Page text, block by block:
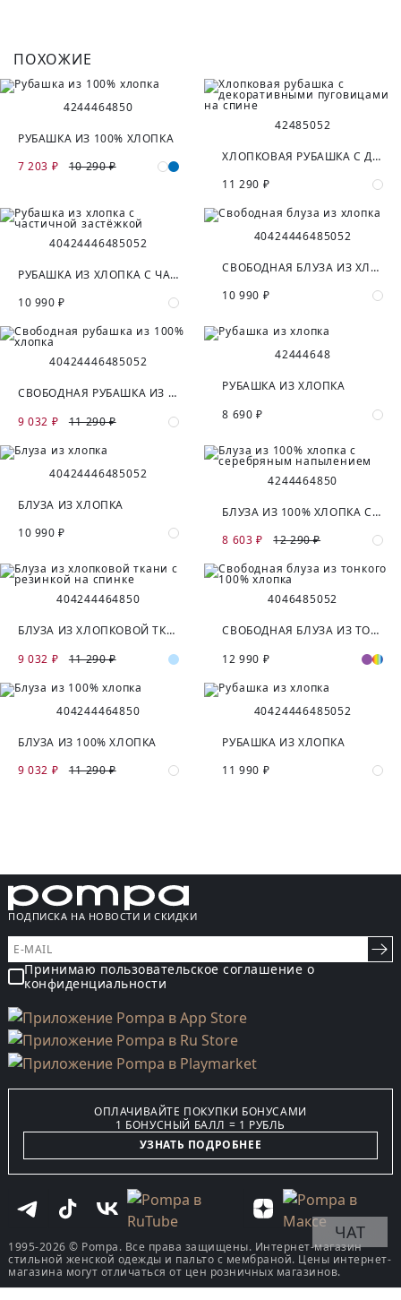
ПОХОЖИЕ
4244464850
РУБАШКА ИЗ 100% ХЛОПКА
7 203 ₽
10 290 ₽
42485052
ХЛОПКОВАЯ РУБАШКА С ДЕКОРАТИВНЫМИ ПУГОВИЦАМИ НА СПИНЕ
11 290 ₽
40424446485052
РУБАШКА ИЗ ХЛОПКА С ЧАСТИЧНОЙ ЗАСТЁЖКОЙ
10 990 ₽
40424446485052
СВОБОДНАЯ БЛУЗА ИЗ ХЛОПКА
10 990 ₽
40424446485052
СВОБОДНАЯ РУБАШКА ИЗ 100% ХЛОПКА
9 032 ₽
11 290 ₽
42444648
РУБАШКА ИЗ ХЛОПКА
8 690 ₽
40424446485052
БЛУЗА ИЗ ХЛОПКА
10 990 ₽
4244464850
БЛУЗА ИЗ 100% ХЛОПКА С СЕРЕБРЯНЫМ НАПЫЛЕНИЕМ
8 603 ₽
12 290 ₽
404244464850
БЛУЗА ИЗ ХЛОПКОВОЙ ТКАНИ С РЕЗИНКОЙ НА СПИНКЕ
9 032 ₽
11 290 ₽
4046485052
СВОБОДНАЯ БЛУЗА ИЗ ТОНКОГО 100% ХЛОПКА
12 990 ₽
404244464850
БЛУЗА ИЗ 100% ХЛОПКА
9 032 ₽
11 290 ₽
40424446485052
РУБАШКА ИЗ ХЛОПКА
11 990 ₽
ПОДПИСКА НА НОВОСТИ И СКИДКИ
Принимаю пользовательское соглашение о
конфиденциальности
ОПЛАЧИВАЙТЕ ПОКУПКИ БОНУСАМИ
1 БОНУСНЫЙ БАЛЛ = 1 РУБЛЬ
УЗНАТЬ ПОДРОБНЕЕ
1995-2026 © Pompa. Все права защищены. Интернет-магазин
стильной женской одежды и пальто с мембраной. Цены интернет-
магазина могут отличаться от цен розничных магазинов.
ЧАТ